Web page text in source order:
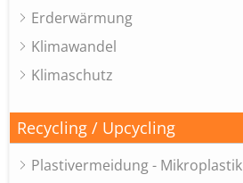
Erderwärmung
Klimawandel
Klimaschutz
Recycling / Upcycling
Plastivermeidung - Mikroplastik